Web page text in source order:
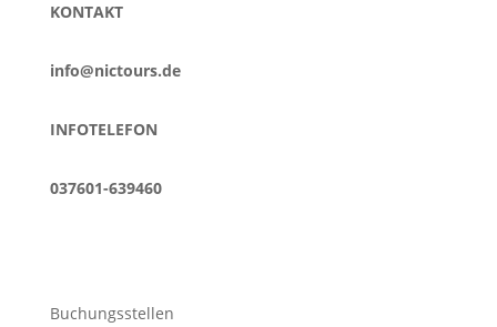
KONTAKT
info@nictours.de
INFOTELEFON
037601-639460
Buchungsstellen